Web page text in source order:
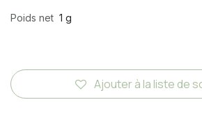
Poids net 1 g
Ajouter à la liste de